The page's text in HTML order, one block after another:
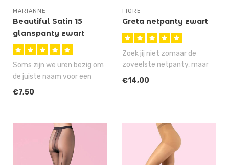
MARIANNE
Beautiful Satin 15
glanspanty zwart
Soms zijn we uren bezig om
de juiste naam voor een
artikel te verzinnen, maar
€7,50
FIORE
Greta netpanty zwart
Zoek jij niet zomaar de
zoveelste netpanty, maar
eigenlijk meer de 'Moeder
€14,00